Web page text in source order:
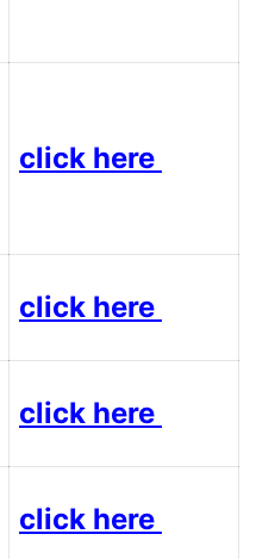
click here
click here
click here
click here